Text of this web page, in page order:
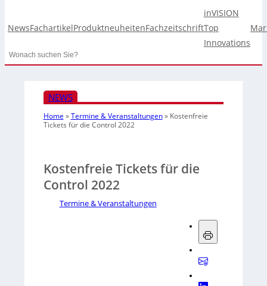
NewsFachartikelProduktneuheitenFachzeitschrift
inVISION
Top
Innovations
Search
NEWS
Home »Termine & Veranstaltungen» Kostenfreie
Tickets für die Control 2022
Kostenfreie Tickets für die
Control 2022
Termine & Veranstaltungen